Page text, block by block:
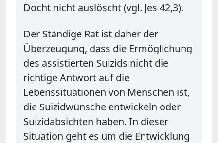
Docht nicht auslöscht (vgl. Jes 42,3).
Der Ständige Rat ist daher der
Überzeugung, dass die Ermöglichung
des assistierten Suizids nicht die
richtige Antwort auf die
Lebenssituationen von Menschen ist,
die Suizidwünsche entwickeln oder
Suizidabsichten haben. In dieser
Situation geht es um die Entwicklung